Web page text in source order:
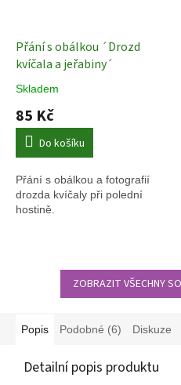
Přání s obálkou ´Drozd
kvíčala a jeřabiny´
Skladem
85 Kč
Do košíku
Přání s obálkou a fotografií
drozda kvíčaly při polední
hostině.
ZOBRAZIT VŠECHNY
Popis Podobné (6) Diskuze
Detailní popis produktu